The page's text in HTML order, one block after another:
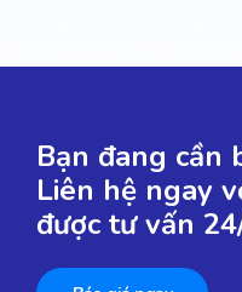
Bạn đang cần
Liên hệ ngay
được tư vấn